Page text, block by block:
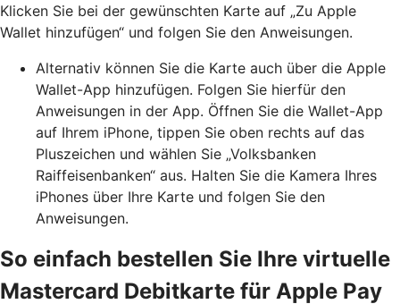
Klicken Sie bei der gewünschten Karte auf „Zu Apple
Wallet hinzufügen“ und folgen Sie den Anweisungen.
Alternativ können Sie die Karte auch über die Apple
Wallet-App hinzufügen. Folgen Sie hierfür den
Anweisungen in der App. Öffnen Sie die Wallet-App
auf Ihrem iPhone, tippen Sie oben rechts auf das
Pluszeichen und wählen Sie „Volksbanken
Raiffeisenbanken“ aus. Halten Sie die Kamera Ihres
iPhones über Ihre Karte und folgen Sie den
Anweisungen.
So einfach bestellen Sie Ihre virtuelle
Mastercard Debitkarte für Apple Pay